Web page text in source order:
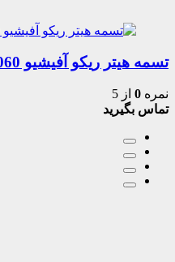
تسمه هیتر ریکو آفیشیو 2060 Richo Aficio
نمره 0 از 5
تماس بگیرید